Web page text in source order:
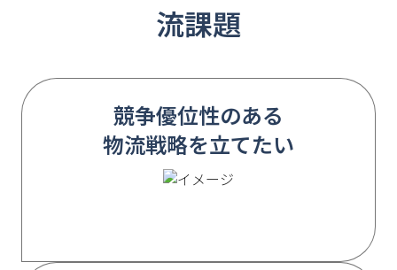
流課題
競争優位性のある
物流戦略を立てたい